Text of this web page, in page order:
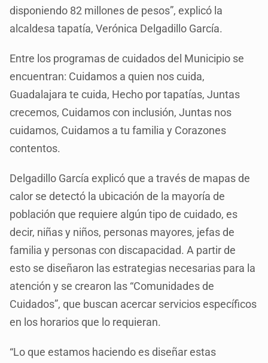
disponiendo 82 millones de pesos”, explicó la
alcaldesa tapatía, Verónica Delgadillo García.
Entre los programas de cuidados del Municipio se
encuentran: Cuidamos a quien nos cuida,
Guadalajara te cuida, Hecho por tapatías, Juntas
crecemos, Cuidamos con inclusión, Juntas nos
cuidamos, Cuidamos a tu familia y Corazones
contentos.
Delgadillo García explicó que a través de mapas de
calor se detectó la ubicación de la mayoría de
población que requiere algún tipo de cuidado, es
decir, niñas y niños, personas mayores, jefas de
familia y personas con discapacidad. A partir de
esto se diseñaron las estrategias necesarias para la
atención y se crearon las “Comunidades de
Cuidados”, que buscan acercar servicios específicos
en los horarios que lo requieran.
“Lo que estamos haciendo es diseñar estas